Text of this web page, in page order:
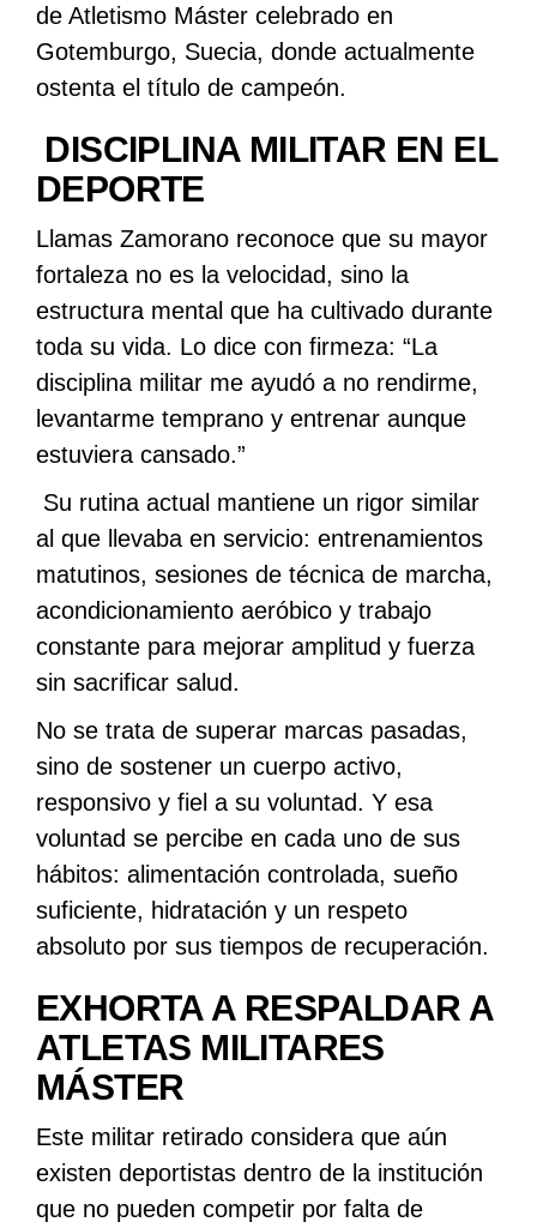
de Atletismo Máster celebrado en
Gotemburgo, Suecia, donde actualmente
ostenta el título de campeón.
DISCIPLINA MILITAR EN EL
DEPORTE
Llamas Zamorano reconoce que su mayor
fortaleza no es la velocidad, sino la
estructura mental que ha cultivado durante
toda su vida. Lo dice con firmeza: “La
disciplina militar me ayudó a no rendirme,
levantarme temprano y entrenar aunque
estuviera cansado.”
Su rutina actual mantiene un rigor similar
al que llevaba en servicio: entrenamientos
matutinos, sesiones de técnica de marcha,
acondicionamiento aeróbico y trabajo
constante para mejorar amplitud y fuerza
sin sacrificar salud.
No se trata de superar marcas pasadas,
sino de sostener un cuerpo activo,
responsivo y fiel a su voluntad. Y esa
voluntad se percibe en cada uno de sus
hábitos: alimentación controlada, sueño
suficiente, hidratación y un respeto
absoluto por sus tiempos de recuperación.
EXHORTA A RESPALDAR A
ATLETAS MILITARES
MÁSTER
Este militar retirado considera que aún
existen deportistas dentro de la institución
que no pueden competir por falta de